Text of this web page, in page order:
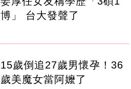
博」 台大發聲了
15歲倒追27歲男懷孕！36
歲美魔女當阿嬤了